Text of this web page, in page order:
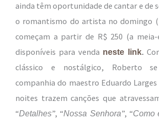
ainda têm oportunidade de cantar e de
o romantismo do artista no domingo
começam a partir de R$ 250 (a
disponíveis para venda neste link.
clássico e nostálgico, Roberto
companhia do maestro Eduardo Larges
noites trazem canções que
“Detalhes”, “Nossa Senhora”, “Como